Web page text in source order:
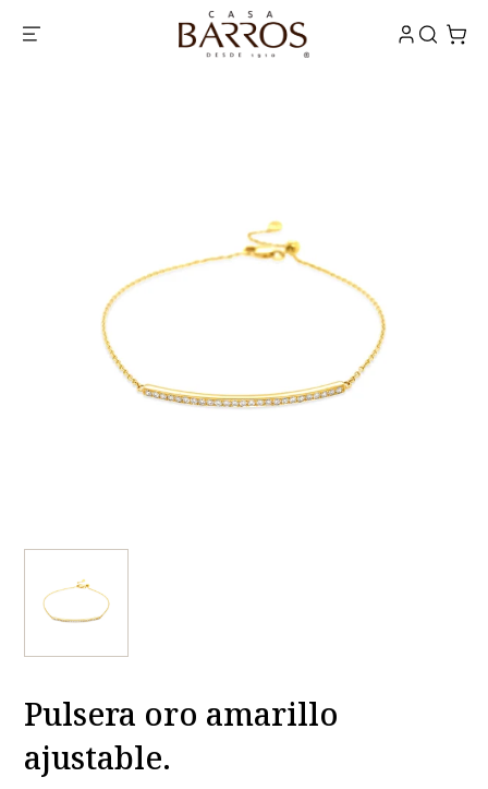
Pulsera oro amarillo
ajustable.